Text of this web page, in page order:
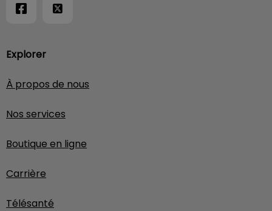
Explorer
À propos de nous
Nos services
Boutique en ligne
Carrière
Télésanté